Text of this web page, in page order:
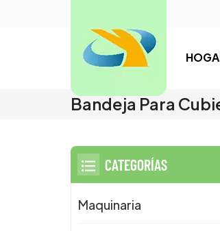
Bandeja Para
CATEGORÍAS
Maquinaria